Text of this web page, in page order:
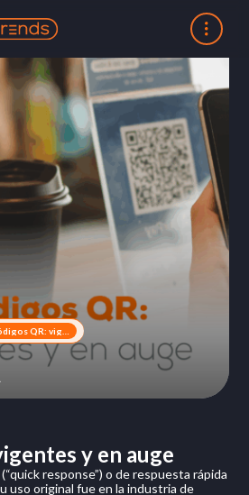
y en auge
response”) o de respuesta rápida
uso original fue en la industria de